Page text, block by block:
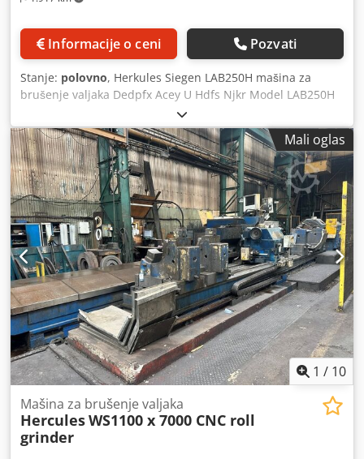
Informacije o ceni Pozvati
Stanje: polovno, Herkules Siegen LAB250H mašina za
brušenje valjaka Dedpfx Acey U Hdfs Njkr Model LAB250H
Kapacitet 20 tona Jednoglavi Prečnik obrtnja 1000 mm
Razmak između centara 6500 mm Stezna glava 900 mm
Pogonjena kontra glava (tailstock) Transporter za otpad
Mali oglas
1 / 10
Mašina za brušenje valjaka
HerculesWS1100 x 7000 CNC roll
grinder